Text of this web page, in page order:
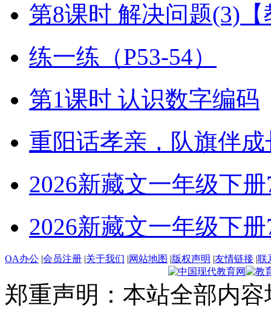
第8课时 解决问题(3)
练一练（P53-54）
第1课时 认识数字编码
重阳话孝亲，队旗伴成
2026新藏文一年级下册
2026新藏文一年级下册
OA办公 |会员注册 |关于我们 |网站地图 |版权声明 |友情链接 |联
郑重声明：本站全部内